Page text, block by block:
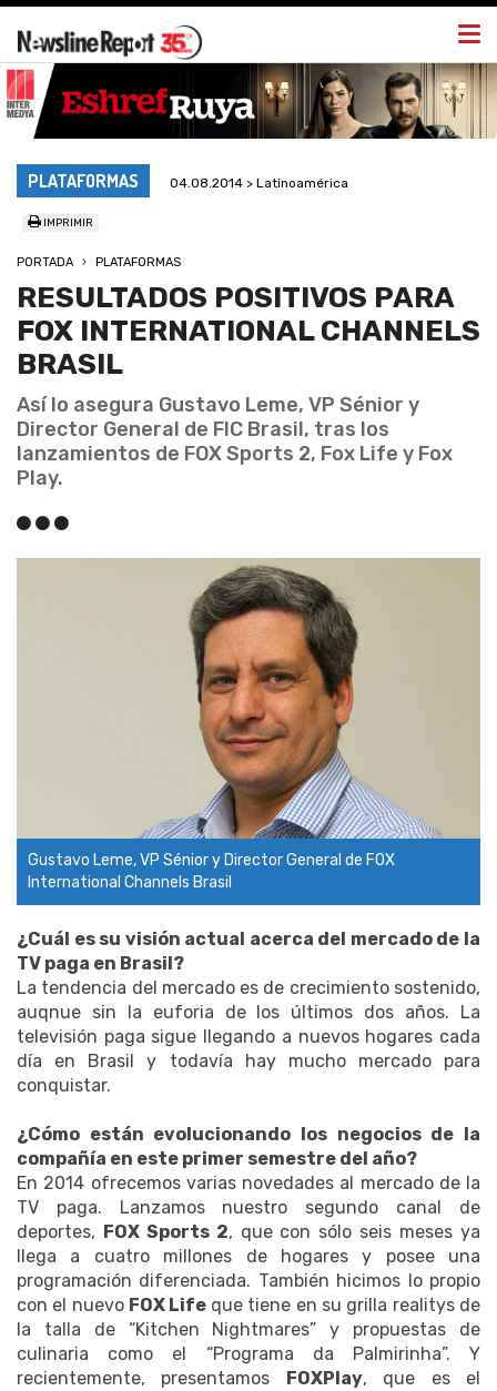
PLATAFORMAS 04.08.2014 > Latinoamérica
IMPRIMIR
PORTADA PLATAFORMAS
RESULTADOS POSITIVOS PARA
FOX INTERNATIONAL CHANNELS
BRASIL
Así lo asegura Gustavo Leme, VP Sénior y
Director General de FIC Brasil, tras los
lanzamientos de FOX Sports 2, Fox Life y Fox
Play.
Gustavo Leme, VP Sénior y Director General de FOX
International Channels Brasil
¿Cuál es su visión actual acerca del mercado de la
TV paga en Brasil?
La tendencia del mercado es de crecimiento sostenido,
auqnue sin la euforia de los últimos dos años. La
televisión paga sigue llegando a nuevos hogares cada
día en Brasil y todavía hay mucho mercado para
conquistar.
¿Cómo están evolucionando los negocios de la
compañía en este primer semestre del año?
En 2014 ofrecemos varias novedades al mercado de la
TV paga. Lanzamos nuestro segundo canal de
deportes, FOX Sports 2, que con sólo seis meses ya
llega a cuatro millones de hogares y posee una
programación diferenciada. También hicimos lo propio
con el nuevo FOX Life que tiene en su grilla realitys de
la talla de “Kitchen Nightmares” y propuestas de
culinaria como el “Programa da Palmirinha”. Y
recientemente, presentamos FOXPlay, que es el